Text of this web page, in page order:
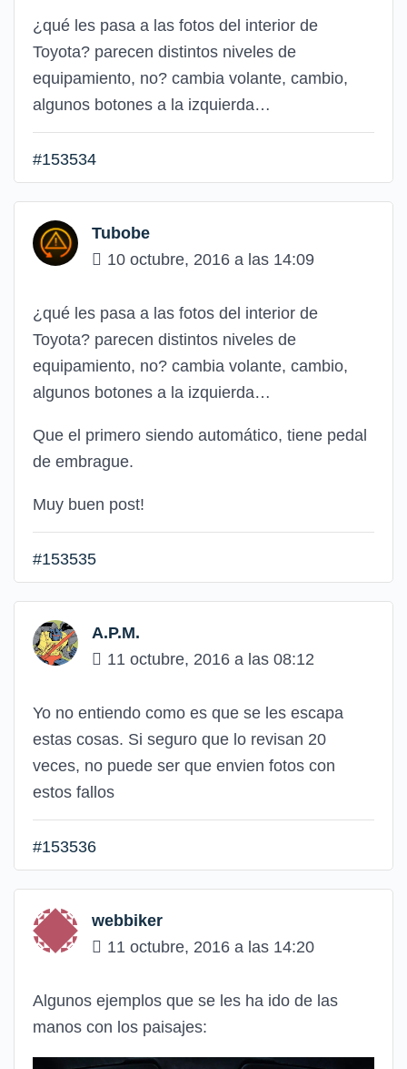
¿qué les pasa a las fotos del interior de
Toyota? parecen distintos niveles de
equipamiento, no? cambia volante, cambio,
algunos botones a la izquierda…
#153534
Tubobe
10 octubre, 2016 a las 14:09
¿qué les pasa a las fotos del interior de
Toyota? parecen distintos niveles de
equipamiento, no? cambia volante, cambio,
algunos botones a la izquierda…
Que el primero siendo automático, tiene pedal
de embrague.
Muy buen post!
#153535
A.P.M.
11 octubre, 2016 a las 08:12
Yo no entiendo como es que se les escapa
estas cosas. Si seguro que lo revisan 20
veces, no puede ser que envien fotos con
estos fallos
#153536
webbiker
11 octubre, 2016 a las 14:20
Algunos ejemplos que se les ha ido de las
manos con los paisajes: